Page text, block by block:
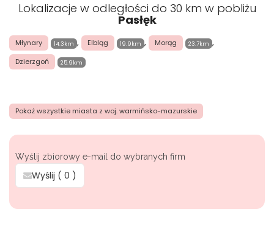
Lokalizacje w odległości do 30 km w pobliżu
Pasłęk
Młynary 14.3km , Elbląg 19.9km , Morąg 23.7km ,
Dzierzgoń 25.9km
Pokaż wszystkie miasta z woj. warmińsko-mazurskie
Wyślij zbiorowy e-mail do wybranych firm
Wyślij ( 0 )